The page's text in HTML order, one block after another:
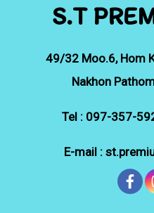
S.T
49/32 Moo.6, Hom
Nakhon
Tel : 097-357-
E-mail :